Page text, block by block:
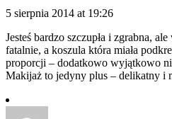
5 sierpnia 2014 at 19:26
Jesteś bardzo szczupła i zgrabna,
fatalnie, a koszula która miała
proporcji – dodatkowo wyjątkowo
Makijaż to jedyny plus – delikatny i